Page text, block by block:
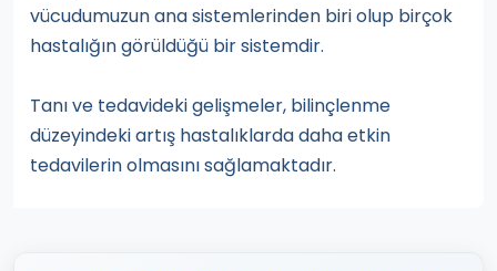
vücudumuzun ana sistemlerinden biri olup birçok
hastalığın görüldüğü bir sistemdir.
Tanı ve tedavideki gelişmeler, bilinçlenme
düzeyindeki artış hastalıklarda daha etkin
tedavilerin olmasını sağlamaktadır.